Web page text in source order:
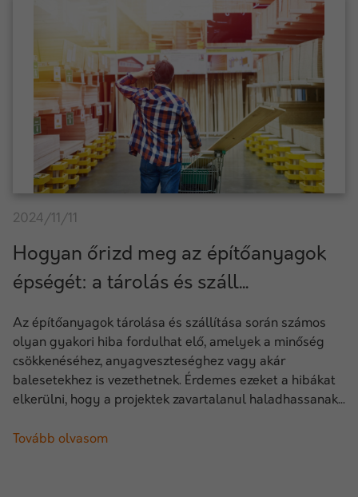
2024/11/11
Hogyan őrizd meg az építőanyagok
épségét: a tárolás és száll...
Az építőanyagok tárolása és szállítása során számos
olyan gyakori hiba fordulhat elő, amelyek a minőség
csökkenéséhez, anyagveszteséghez vagy akár
balesetekhez is vezethetnek. Érdemes ezeket a hibákat
elkerülni, hogy a projektek zavartalanul haladhassanak...
Tovább olvasom